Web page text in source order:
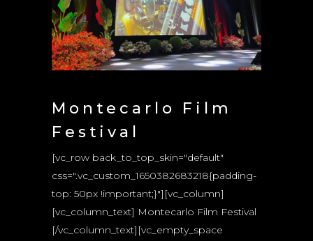
Montecarlo Film
Festival
[vc_row back_to_top_skin="default"
css=".vc_custom_1650382683218{padding-
top: 50px !important;}"][vc_column]
[vc_column_text] Montecarlo Film Festival
[/vc_column_text][vc_empty_space